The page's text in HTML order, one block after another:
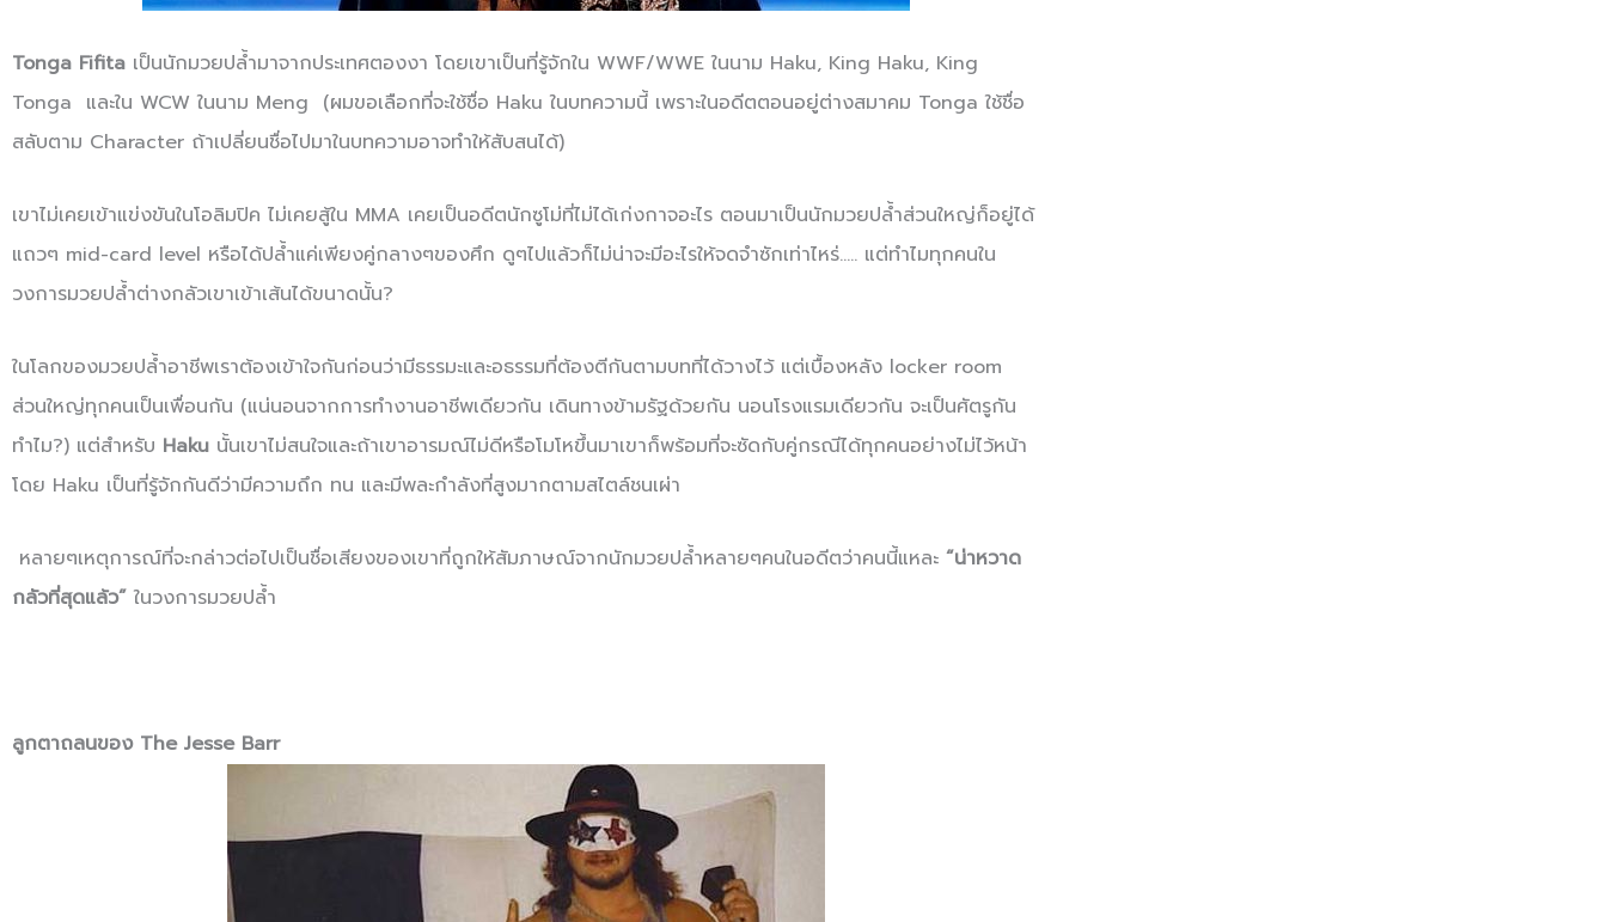
Tonga Fifita เป็นนักมวยปล้ำมาจากประเทศตองงา โดยเขาเป็นที่รู้จักใน WWF/WWE ในนาม Haku, King Haku, King
Tonga และใน WCW ในนาม Meng (ผมขอเลือกที่จะใช้ชื่อ Haku ในบทความนี้ เพราะในอดีตตอนอยู่ต่างสมาคม Tonga ใช้ชื่อ
สลับตาม Character ถ้าเปลี่ยนชื่อไปมาในบทความอาจทำให้สับสนได้)
เขาไม่เคยเข้าแข่งขันในโอลิมปิค ไม่เคยสู้ใน MMA เคยเป็นอดีตนักซูโม่ที่ไม่ได้เก่งกาจอะไร ตอนมาเป็นนักมวยปล้ำส่วนใหญ่ก็อยู่ได้
แถวๆ mid-card level หรือได้ปล้ำแค่เพียงคู่กลางๆของศึก ดูๆไปแล้วก็ไม่น่าจะมีอะไรให้จดจำซักเท่าไหร่….. แต่ทำไมทุกคนใน
วงการมวยปล้ำต่างกลัวเขาเข้าเส้นได้ขนาดนั้น?
ในโลกของมวยปล้ำอาชีพเราต้องเข้าใจกันก่อนว่ามีธรรมะและอธรรมที่ต้องตีกันตามบทที่ได้วางไว้ แต่เบื้องหลัง locker room
ส่วนใหญ่ทุกคนเป็นเพื่อนกัน (แน่นอนจากการทำงานอาชีพเดียวกัน เดินทางข้ามรัฐด้วยกัน นอนโรงแรมเดียวกัน จะเป็นศัตรูกัน
ทำไม?) แต่สำหรับ Haku นั้นเขาไม่สนใจและถ้าเขาอารมณ์ไม่ดีหรือโมโหขึ้นมาเขาก็พร้อมที่จะซัดกับคู่กรณีได้ทุกคนอย่างไม่ไว้หน้า
โดย Haku เป็นที่รู้จักกันดีว่ามีความถึก ทน และมีพละกำลังที่สูงมากตามสไตล์ชนเผ่า
หลายๆเหตุการณ์ที่จะกล่าวต่อไปเป็นชื่อเสียงของเขาที่ถูกให้สัมภาษณ์จากนักมวยปล้ำหลายๆคนในอดีตว่าคนนี้แหละ “น่าหวาด
กลัวที่สุดแล้ว” ในวงการมวยปล้ำ
ลูกตาถลนของ The Jesse Barr